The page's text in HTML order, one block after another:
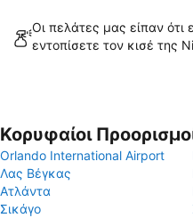
Οι πελάτες μας είπαν ότι
εντοπίσετε τον κισέ της
Κορυφαίοι
Orlando International Airport
Λας Βέγκας
Ατλάντα
Σικάγο